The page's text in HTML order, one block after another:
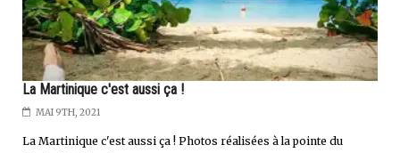
La Martinique c'est aussi ça !
MAI 9TH, 2021
La Martinique c'est aussi ça ! Photos réalisées à la pointe du